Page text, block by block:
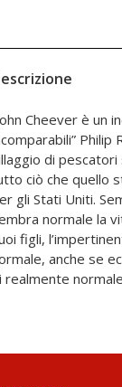
Cheever è un
Philip Roth Sembra tutto normale a St
di
ciò che quello
gli Stati Uniti.
normale la
figli,
anche se
realmente
eppure
di quelli segnati sulle mappe, parte di un
in
del
è uno dei
storia
così bene